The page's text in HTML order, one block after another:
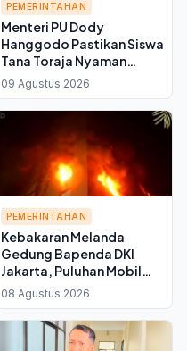
PEMERINTAHAN
Menteri PU Dody
Hanggodo Pastikan Siswa
Tana Toraja Nyaman
Belajar di Sekolah
Berasrama
09 Agustus 2026
PEMERINTAHAN
Kebakaran Melanda
Gedung Bapenda DKI
Jakarta, Puluhan Mobil
Damkar Dikerahkan ke
Lokasi
08 Agustus 2026